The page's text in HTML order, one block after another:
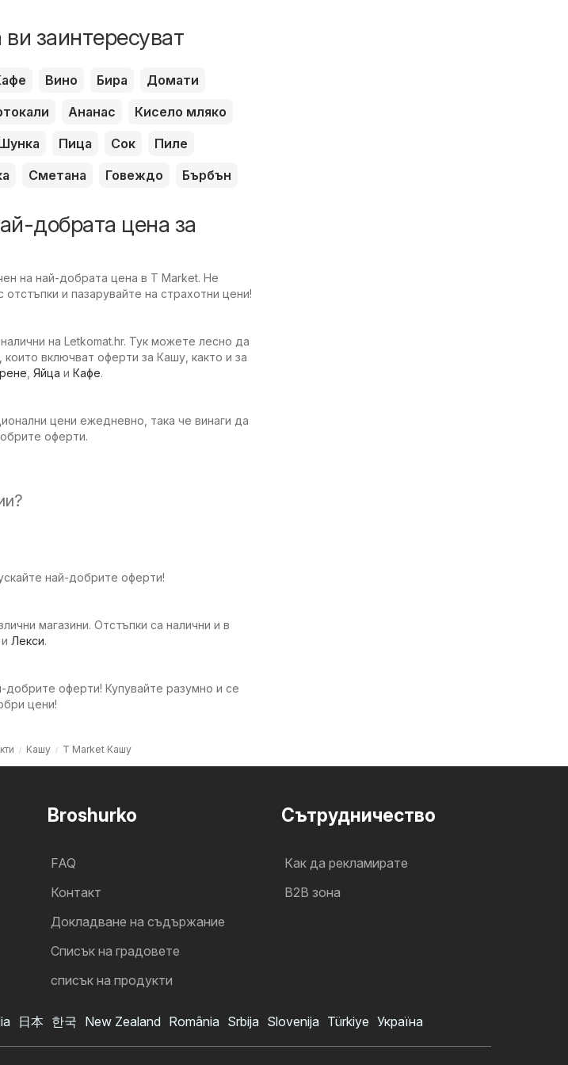
заинтересуват
Вино Бира
Домати
Ананас
Кисело мляко
Пица Сок
Пиле
Сметана Говеждо Бърбън
добрата цена за
на най-добрата цена в T Market. Не
и пазарувайте на страхотни цени!
на Letkomat.hr. Тук можете лесно да
включват оферти за Кашу, както и за
Яйца и Кафе.
цени ежедневно, така че винаги да
оферти.
най-добрите оферти!
магазини. Отстъпки са налични и в
и Лекси.
оферти! Купувайте разумно и се
цени!
Кашу T Market Кашу
Broshurko
FAQ
Контакт
Докладване на съдържание
Cписък на градовете
списък на продукти
Cътрудничество
Как да рекламирате
B2B зона
日本 한국 New Zealand România Srbija Slovenija Türkiye Україна